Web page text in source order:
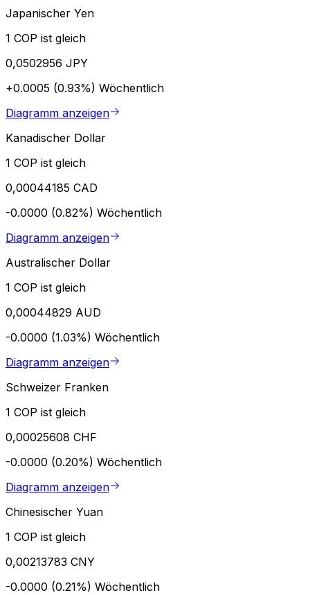
Japanischer Yen
1 COP ist gleich
0,0502956 JPY
+0.0005 (0.93%) Wöchentlich
Diagramm anzeigen
Kanadischer Dollar
1 COP ist gleich
0,00044185 CAD
-0.0000 (0.82%) Wöchentlich
Diagramm anzeigen
Australischer Dollar
1 COP ist gleich
0,00044829 AUD
-0.0000 (1.03%) Wöchentlich
Diagramm anzeigen
Schweizer Franken
1 COP ist gleich
0,00025608 CHF
-0.0000 (0.20%) Wöchentlich
Diagramm anzeigen
Chinesischer Yuan
1 COP ist gleich
0,00213783 CNY
-0.0000 (0.21%) Wöchentlich